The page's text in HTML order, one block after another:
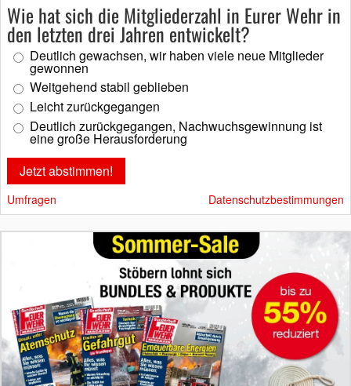
Wie hat sich die Mitgliederzahl in Eurer Wehr in
den letzten drei Jahren entwickelt?
Deutlich gewachsen, wir haben viele neue Mitglieder
gewonnen
Weitgehend stabil geblieben
Leicht zurückgegangen
Deutlich zurückgegangen, Nachwuchsgewinnung ist
eine große Herausforderung
Umfragen Datenschutzbestimmungen